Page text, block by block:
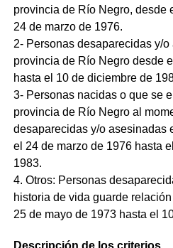
provincia de Río Negro, desde
24 de marzo de 1976.
2- Personas desaparecidas y/
provincia de Río Negro desde
hasta el 10 de diciembre de
3- Personas nacidas o que se
provincia de Río Negro al
desaparecidas y/o asesinadas
el 24 de marzo de 1976 hasta
1983.
4. Otros: Personas
historia de vida guarde
25 de mayo de 1973 hasta el